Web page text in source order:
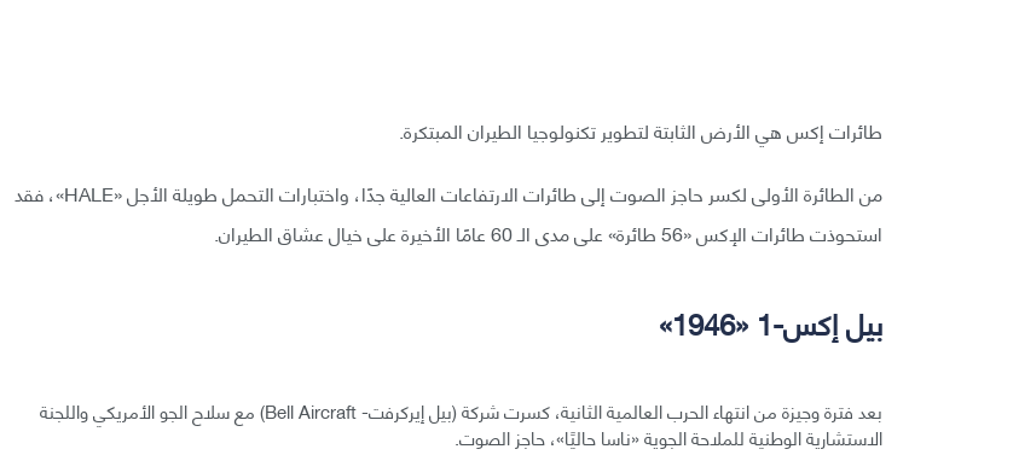
طائرات إكس هي الأرض الثابتة لتطوير تكنولوجيا الطيران المبتكرة.
من الطائرة الأولى لكسر حاجز الصوت إلى طائرات الارتفاعات العالية جدًا، واختبارات التحمل طويلة الأجل «HALE»، فقد
استحوذت طائرات الإكس «56 طائرة» على مدى الـ 60 عامًا الأخيرة على خيال عشاق الطيران.
بيل إكس-1 «1946»
بعد فترة وجيزة من انتهاء الحرب العالمية الثانية، كسرت شركة (بيل إيركرفت- Bell Aircraft) مع سلاح الجو الأمريكي واللجنة
الاستشارية الوطنية للملاحة الجوية «ناسا حاليًا»، حاجز الصوت.